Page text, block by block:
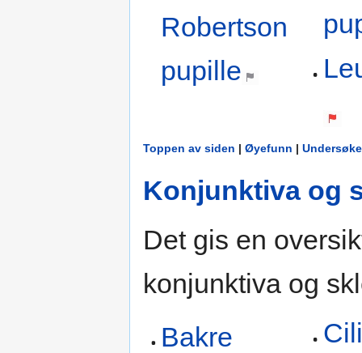
Robertson
pupille
Toppen av siden | Øyefunn |
Konjunktiva og
Det gis en
konjunktiva og
Bakre